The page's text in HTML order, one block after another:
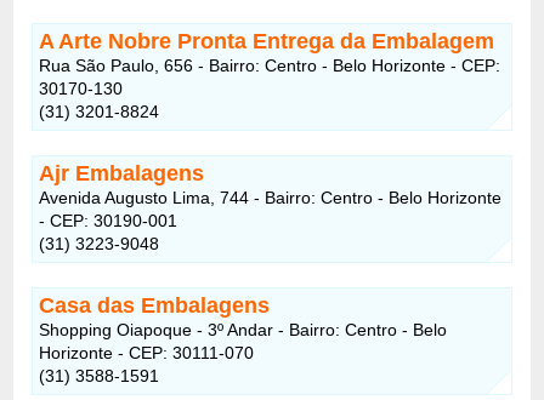
A Arte Nobre Pronta Entrega da Embalagem
Rua São Paulo, 656 - Bairro: Centro - Belo Horizonte - CEP:
30170-130
(31) 3201-8824
Ajr Embalagens
Avenida Augusto Lima, 744 - Bairro: Centro - Belo Horizonte
- CEP: 30190-001
(31) 3223-9048
Casa das Embalagens
Shopping Oiapoque - 3º Andar - Bairro: Centro - Belo
Horizonte - CEP: 30111-070
(31) 3588-1591